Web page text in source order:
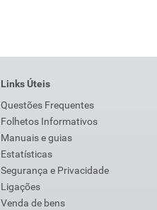
Links Úteis
Questões Frequentes
Folhetos Informativos
Manuais e guias
Estatísticas
Segurança e Privacidade
Ligações
Venda de bens